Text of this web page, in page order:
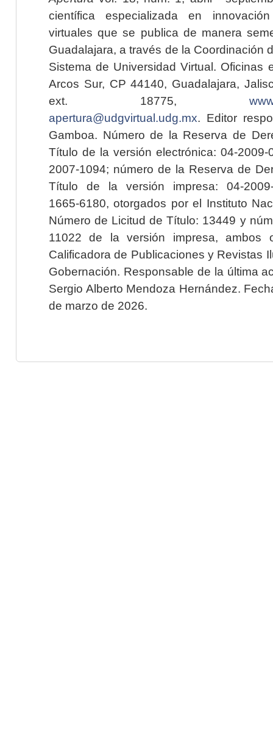
científica especializada en
virtuales que se publica de manera
Guadalajara, a través de la Coordinación
Sistema de Universidad Virtual. Oficinas
Arcos Sur, CP 44140, Guadalajara,
ext. 18775,
apertura@udgvirtual.udg.mx. Editor
Gamboa. Número de la Reserva de
Título de la versión electrónica: 04-2009-
2007-1094; número de la Reserva de
Título de la versión impresa: 04-2009-
1665-6180, otorgados por el Instituto
Número de Licitud de Título: 13449 y
11022 de la versión impresa, ambos
Calificadora de Publicaciones y Revistas
Gobernación. Responsable de la última
Sergio Alberto Mendoza Hernández.
de marzo de 2026.